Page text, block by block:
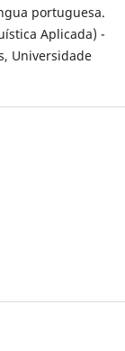
portuguesa.
Aplicada) -
Universidade